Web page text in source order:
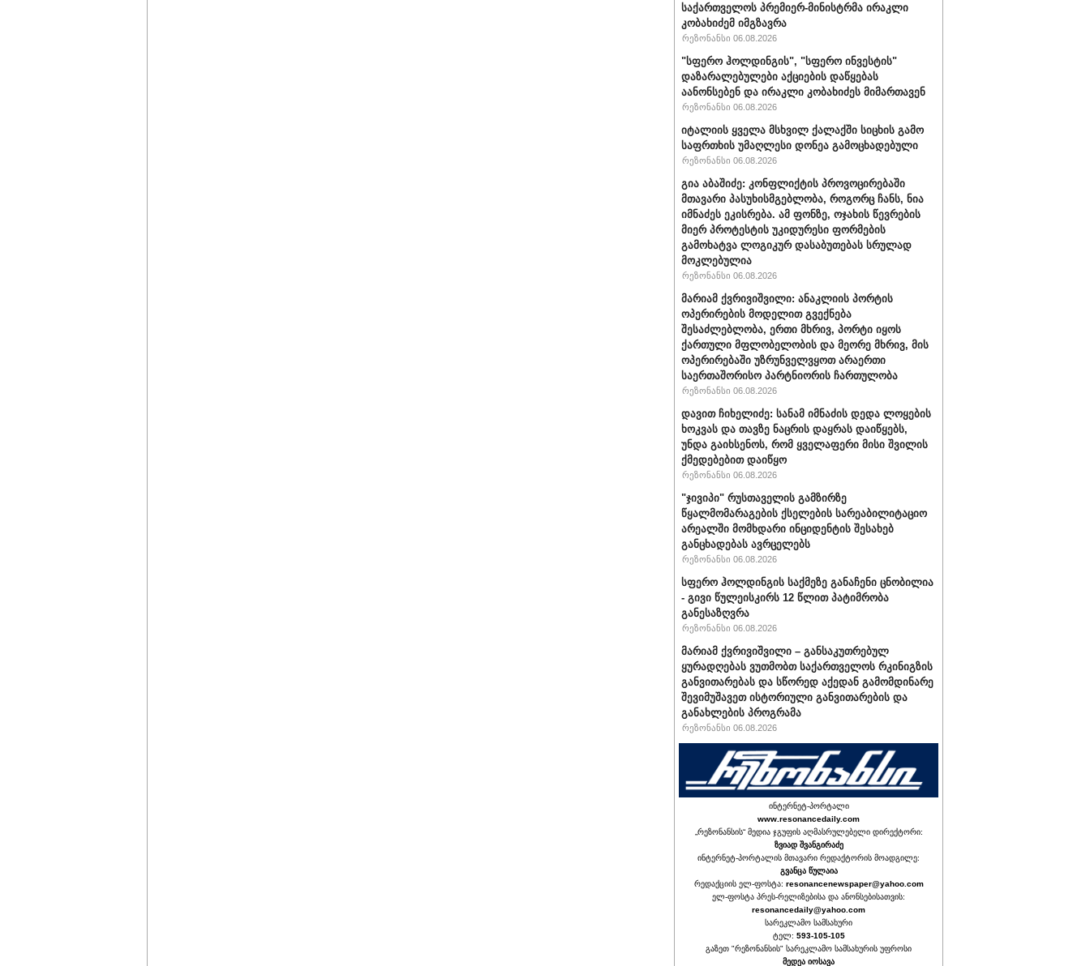
საქართველოს პრემიერ-მინისტრმა ირაკლი
კობახიძემ იმგზავრა
რეზონანსი 06.08.2026
"სფერო ჰოლდინგის", "სფერო ინვესტის"
დაზარალებულები აქციების დაწყებას
აანონსებენ და ირაკლი კობახიძეს მიმართავენ
რეზონანსი 06.08.2026
იტალიის ყველა მსხვილ ქალაქში სიცხის გამო
საფრთხის უმაღლესი დონეა გამოცხადებული
რეზონანსი 06.08.2026
გია აბაშიძე: კონფლიქტის პროვოცირებაში
მთავარი პასუხისმგებლობა, როგორც ჩანს, ნია
იმნაძეს ეკისრება. ამ ფონზე, ოჯახის წევრების
მიერ პროტესტის უკიდურესი ფორმების
გამოხატვა ლოგიკურ დასაბუთებას სრულად
მოკლებულია
რეზონანსი 06.08.2026
მარიამ ქვრივიშვილი: ანაკლიის პორტის
ოპერირების მოდელით გვექნება
შესაძლებლობა, ერთი მხრივ, პორტი იყოს
ქართული მფლობელობის და მეორე მხრივ, მის
ოპერირებაში უზრუნველვყოთ არაერთი
საერთაშორისო პარტნიორის ჩართულობა
რეზონანსი 06.08.2026
დავით ჩიხელიძე: სანამ იმნაძის დედა ლოყების
ხოკვას და თავზე ნაცრის დაყრას დაიწყებს,
უნდა გაიხსენოს, რომ ყველაფერი მისი შვილის
ქმედებებით დაიწყო
რეზონანსი 06.08.2026
"ჯივიპი" რუსთაველის გამზირზე
წყალმომარაგების ქსელების სარეაბილიტაციო
არეალში მომხდარი ინციდენტის შესახებ
განცხადებას ავრცელებს
რეზონანსი 06.08.2026
სფერო ჰოლდინგის საქმეზე განაჩენი ცნობილია
- გივი წულეისკირს 12 წლით პატიმრობა
განესაზღვრა
რეზონანსი 06.08.2026
მარიამ ქვრივიშვილი – განსაკუთრებულ
ყურადღებას ვუთმობთ საქართველოს რკინიგზის
განვითარებას და სწორედ აქედან გამომდინარე
შევიმუშავეთ ისტორიული განვითარების და
განახლების პროგრამა
რეზონანსი 06.08.2026
ინტერნეტ-პორტალი
www.resonancedaily.com
„რეზონანსის“ მედია ჯგუფის აღმასრულებელი დირექტორი:
ზვიად შვანგირაძე
ინტერნეტ-პორტალის მთავარი რედაქტორის მოადგილე:
გვანცა წულაია
რედაქციის ელ-ფოსტა: resonancenewspaper@yahoo.com
ელ-ფოსტა პრეს-რელიზებისა და ანონსებისათვის:
resonancedaily@yahoo.com
სარეკლამო სამსახური
ტელ: 593-105-105
გაზეთ "რეზონანსის" სარეკლამო სამსახურის უფროსი
მედეა იოსავა